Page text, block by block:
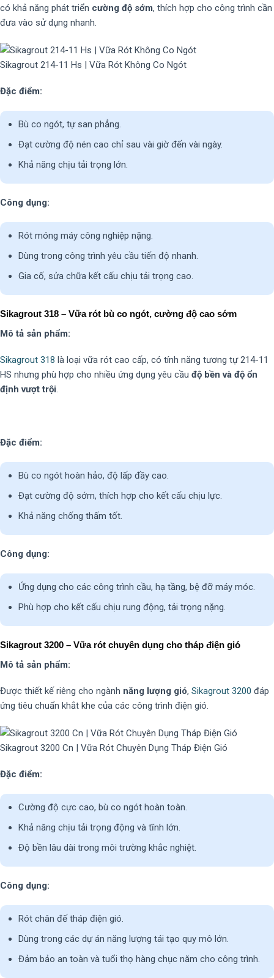
có khả năng phát triển cường độ sớm, thích hợp cho công trình cần
đưa vào sử dụng nhanh.
Sikagrout 214-11 Hs | Vữa Rót Không Co Ngót
Đặc điểm:
Bù co ngót, tự san phẳng.
Đạt cường độ nén cao chỉ sau vài giờ đến vài ngày.
Khả năng chịu tải trọng lớn.
Công dụng:
Rót móng máy công nghiệp nặng.
Dùng trong công trình yêu cầu tiến độ nhanh.
Gia cố, sửa chữa kết cấu chịu tải trọng cao.
Sikagrout 318 – Vữa rót bù co ngót, cường độ cao sớm
Mô tả sản phẩm:
Sikagrout 318 là loại vữa rót cao cấp, có tính năng tương tự 214-11
HS nhưng phù hợp cho nhiều ứng dụng yêu cầu độ bền và độ ổn
định vượt trội.
Đặc điểm:
Bù co ngót hoàn hảo, độ lấp đầy cao.
Đạt cường độ sớm, thích hợp cho kết cấu chịu lực.
Khả năng chống thấm tốt.
Công dụng:
Ứng dụng cho các công trình cầu, hạ tầng, bệ đỡ máy móc.
Phù hợp cho kết cấu chịu rung động, tải trọng nặng.
Sikagrout 3200 – Vữa rót chuyên dụng cho tháp điện gió
Mô tả sản phẩm:
Được thiết kế riêng cho ngành năng lượng gió, Sikagrout 3200 đáp
ứng tiêu chuẩn khắt khe của các công trình điện gió.
Sikagrout 3200 Cn | Vữa Rót Chuyên Dụng Tháp Điện Gió
Đặc điểm:
Cường độ cực cao, bù co ngót hoàn toàn.
Khả năng chịu tải trọng động và tĩnh lớn.
Độ bền lâu dài trong môi trường khắc nghiệt.
Công dụng:
Rót chân đế tháp điện gió.
Dùng trong các dự án năng lượng tái tạo quy mô lớn.
Đảm bảo an toàn và tuổi thọ hàng chục năm cho công trình.